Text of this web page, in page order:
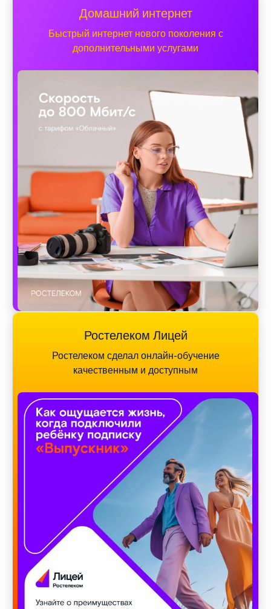
Домашний интернет
Быстрый интернет нового поколения с
дополнительными услугами
Ростелеком Лицей
Ростелеком сделал онлайн-обучение
качественным и доступным